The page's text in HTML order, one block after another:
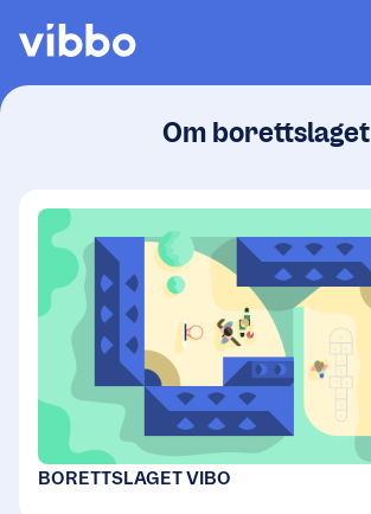
Om borettslaget
BORETTSLAGET VIBO